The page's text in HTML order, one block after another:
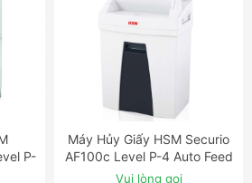
P-
ĐẶT NGAY
Máy Hủy Giấy HSM Securio
AF100c Level P-4 Auto Feed
Shredder
Vui lòng gọi